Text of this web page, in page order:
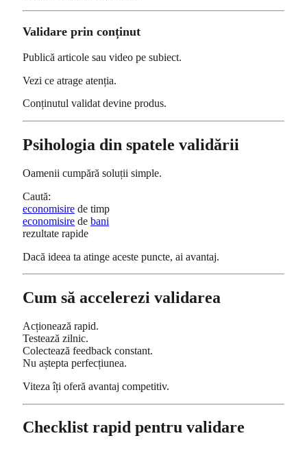
Validare prin conținut
Publică articole sau video pe subiect.
Vezi ce atrage atenția.
Conținutul validat devine produs.
Psihologia din spatele validării
Oamenii cumpără soluții simple.
Caută:
economisire de timp
economisire de bani
rezultate rapide
Dacă ideea ta atinge aceste puncte, ai avantaj.
Cum să accelerezi validarea
Acționează rapid.
Testează zilnic.
Colectează feedback constant.
Nu aștepta perfecțiunea.
Viteza îți oferă avantaj competitiv.
Checklist rapid pentru validare